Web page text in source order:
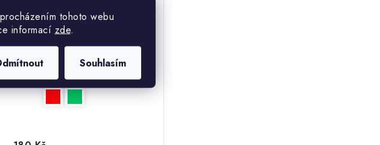
tohoto webu
informací zde.
Souhlasím
18 %